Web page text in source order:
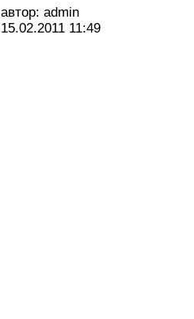
автор: admin
15.02.2011 11:49